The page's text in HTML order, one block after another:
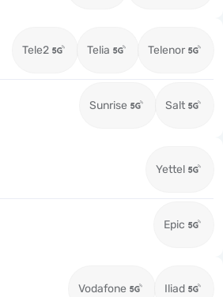
Tele2 Telia Telenor
Sunrise Salt
Yettel
Epic
Vodafone Iliad